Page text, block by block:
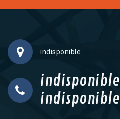
indisponible
indisponible
indisponible